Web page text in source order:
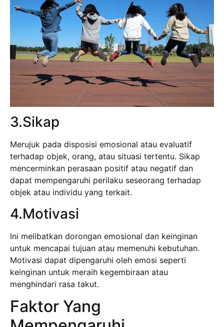
3.Sikap
Merujuk pada disposisi emosional atau evaluatif
terhadap objek, orang, atau situasi tertentu. Sikap
mencerminkan perasaan positif atau negatif dan
dapat mempengaruhi perilaku seseorang terhadap
objek atau individu yang terkait.
4.Motivasi
Ini melibatkan dorongan emosional dan keinginan
untuk mencapai tujuan atau memenuhi kebutuhan.
Motivasi dapat dipengaruhi oleh emosi seperti
keinginan untuk meraih kegembiraan atau
menghindari rasa takut.
Faktor Yang